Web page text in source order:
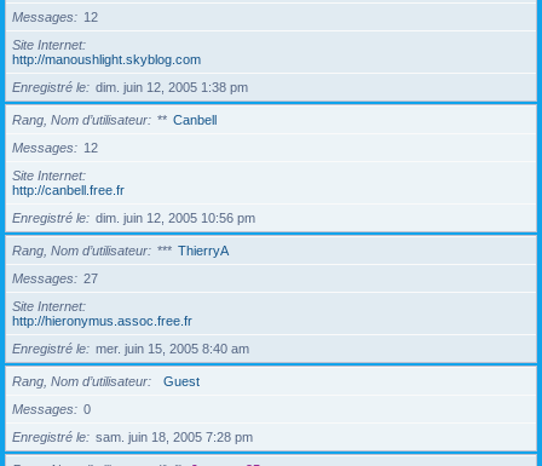
Messages
12
Site Internet
http://manoushlight.skyblog.com
Enregistré le
dim. juin 12, 2005 1:38 pm
Rang, Nom d’utilisateur ** Canbell
Messages
12
Site Internet
http://canbell.free.fr
Enregistré le
dim. juin 12, 2005 10:56 pm
Rang, Nom d’utilisateur *** ThierryA
Messages
27
Site Internet
http://hieronymus.assoc.free.fr
Enregistré le
mer. juin 15, 2005 8:40 am
Rang, Nom d’utilisateur
Guest
Messages
0
Enregistré le
sam. juin 18, 2005 7:28 pm